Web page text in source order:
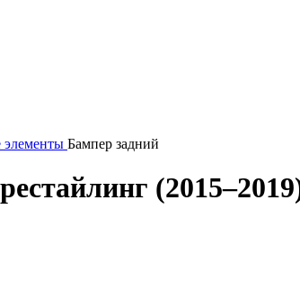
элементы Бампер задний